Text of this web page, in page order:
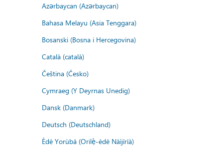
Azərbaycan (Azərbaycan)
Bahasa Melayu (Asia Tenggara)
Bosanski (Bosna i Hercegovina)
Català (català)
Čeština (Česko)
Cymraeg (Y Deyrnas Unedig)
Dansk (Danmark)
Deutsch (Deutschland)
Èdè Yorùbá (Orilẹ̀-èdè Nàìjíríà)